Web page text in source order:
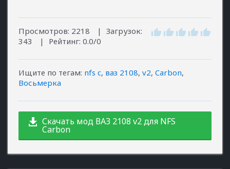
Просмотров: 2218 | Загрузок:
343
| Рейтинг: 0.0/0
Ищите по тегам: nfs c, ваз 2108, v2, Carbon,
Восьмерка
Скачать мод ВАЗ 2108 v2 для NFS
Carbon